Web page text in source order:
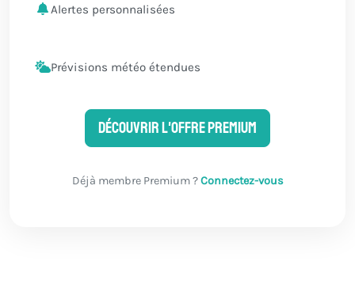
Alertes personnalisées
Prévisions météo étendues
Découvrir l'offre Premium
Déjà membre Premium ?Connectez-vous